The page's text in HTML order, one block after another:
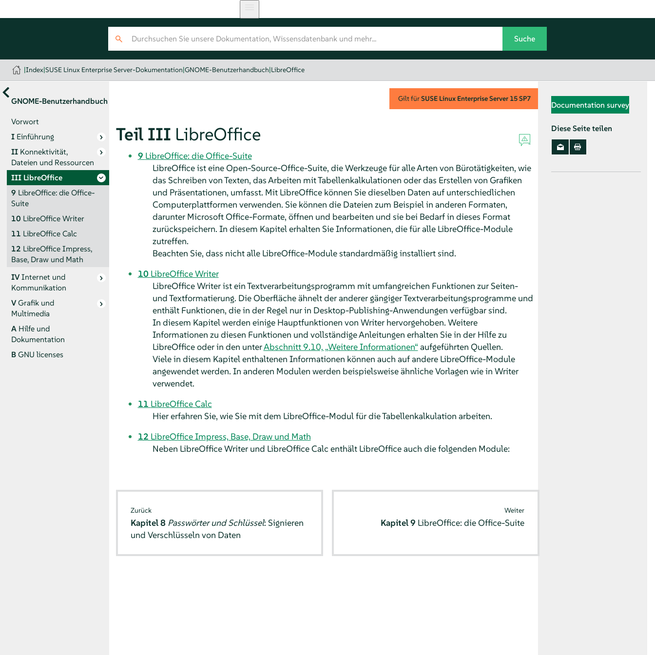
|Index|SUSE Linux Enterprise Server-Dokumentation|GNOME-Benutzerhandbuch|LibreOffice
GNOME-Benutzerhandbuch
Vorwort
I Einführung
II Konnektivität,
Dateien und Ressourcen
III LibreOffice
9 LibreOffice: die Office-
Suite
10 LibreOffice Writer
11 LibreOffice Calc
12 LibreOffice Impress,
Base, Draw und Math
IVInternet und
Kommunikation
VGrafik und
Multimedia
A Hilfe und
Dokumentation
BGNU licenses
Gilt fürSUSE Linux Enterprise Server 15 SP7
Teil III LibreOffice
9 LibreOffice: die Office-Suite
LibreOffice ist eine Open-Source-Office-Suite, die Werkzeuge für alle Arten von Bürotätigkeiten, wie
das Schreiben von Texten, das Arbeiten mit Tabellenkalkulationen oder das Erstellen von Grafiken
und Präsentationen, umfasst. Mit LibreOffice können Sie dieselben Daten auf unterschiedlichen
Computerplattformen verwenden. Sie können die Dateien zum Beispiel in anderen Formaten,
darunter Microsoft Office-Formate, öffnen und bearbeiten und sie bei Bedarf in dieses Format
zurückspeichern. In diesem Kapitel erhalten Sie Informationen, die für alle LibreOffice-Module
zutreffen.
Beachten Sie, dass nicht alle LibreOffice-Module standardmäßig installiert sind.
10 LibreOffice Writer
LibreOffice Writer ist ein Textverarbeitungsprogramm mit umfangreichen Funktionen zur Seiten-
und Textformatierung. Die Oberfläche ähnelt der anderer gängiger Textverarbeitungsprogramme und
enthält Funktionen, die in der Regel nur in Desktop-Publishing-Anwendungen verfügbar sind.
In diesem Kapitel werden einige Hauptfunktionen von Writerhervorgehoben. Weitere
Informationen zu diesen Funktionen und vollständige Anleitungen erhalten Sie in der Hilfe zu
LibreOffice oder in den unterAbschnitt 9.10, „Weitere Informationen“aufgeführten Quellen.
Viele in diesem Kapitel enthaltenen Informationen können auch auf andere LibreOffice-Module
angewendet werden. In anderen Modulen werden beispielsweise ähnliche Vorlagen wie in Writer
verwendet.
11 LibreOffice Calc
Hier erfahren Sie, wie Sie mit dem LibreOffice-Modul für die Tabellenkalkulation arbeiten.
12 LibreOffice Impress, Base, Draw und Math
Neben LibreOffice Writer und LibreOffice Calc enthält LibreOffice auch die folgenden Module:
Zurück
Kapitel 8 Passwörter und Schlüssel: Signieren
und Verschlüsseln von Daten
Weiter
Kapitel 9 LibreOffice: die Office-Suite
Documentation survey
Diese Seite teilen